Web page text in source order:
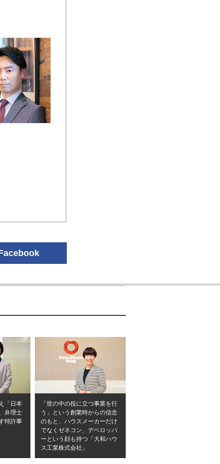
「日本
弁理士
特許事
「世の中の役に立つ事業を行
う」という創業時からの信念
のもと、ハウスメーカーだけ
でなくゼネコン、デベロッパ
ーという顔も持つ「大和ハウ
ス工業株式会社」